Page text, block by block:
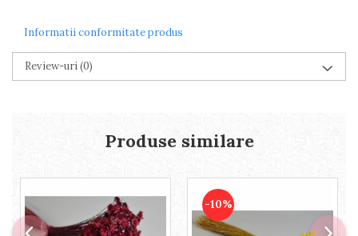
Informatii conformitate produs
Review-uri(0)
Produse similare
-10%